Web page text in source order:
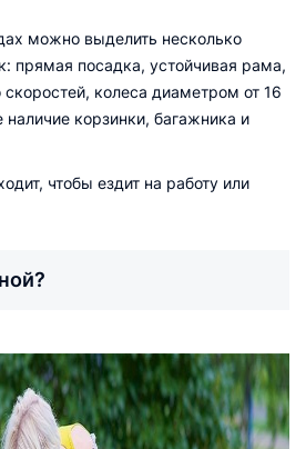
можно выделить несколько
прямая посадка, устойчивая рама,
колеса диаметром от 16
корзинки, багажника и
чтобы ездит на работу или